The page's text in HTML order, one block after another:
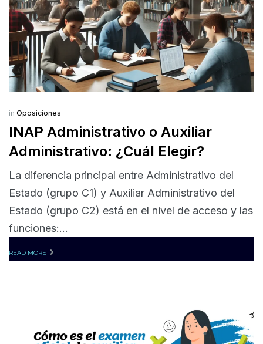
in Oposiciones
INAP Administrativo o Auxiliar
Administrativo: ¿Cuál Elegir?
La diferencia principal entre Administrativo del
Estado (grupo C1) y Auxiliar Administrativo del
Estado (grupo C2) está en el nivel de acceso y las
funciones:...
READ MORE